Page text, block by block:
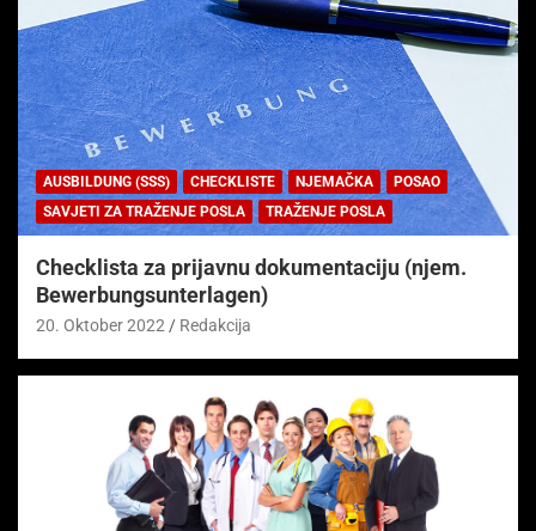
AUSBILDUNG (SSS) CHECKLISTE NJEMAČKA
POSAO
SAVJETI ZA TRAŽENJE POSLA
TRAŽENJE POSLA
Checklista za prijavnu dokumentaciju (njem.
Bewerbungsunterlagen)
20. Oktober 2022 Redakcija